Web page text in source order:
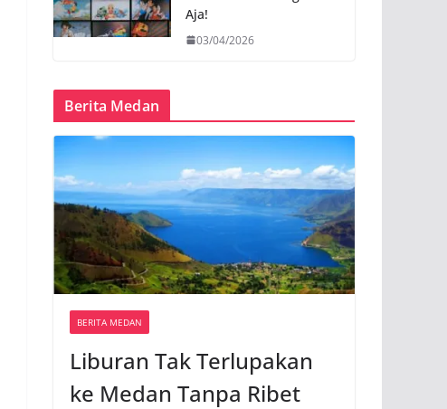
Aja!
03/04/2026
Berita Medan
BERITA MEDAN
Liburan Tak Terlupakan
ke Medan Tanpa Ribet